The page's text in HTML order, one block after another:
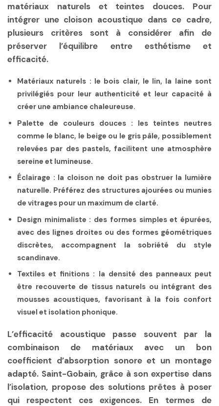
matériaux naturels et teintes douces. Pour
intégrer une cloison acoustique dans ce cadre,
plusieurs critères sont à considérer afin de
préserver l’équilibre entre esthétisme et
efficacité.
Matériaux naturels : le bois clair, le lin, la laine sont
privilégiés pour leur authenticité et leur capacité à
créer une ambiance chaleureuse.
Palette de couleurs douces : les teintes neutres
comme le blanc, le beige ou le gris pâle, possiblement
relevées par des pastels, facilitent une atmosphère
sereine et lumineuse.
Éclairage : la cloison ne doit pas obstruer la lumière
naturelle. Préférez des structures ajourées ou munies
de vitrages pour un maximum de clarté.
Design minimaliste : des formes simples et épurées,
avec des lignes droites ou des formes géométriques
discrètes, accompagnent la sobriété du style
scandinave.
Textiles et finitions : la densité des panneaux peut
être recouverte de tissus naturels ou intégrant des
mousses acoustiques, favorisant à la fois confort
visuel et isolation phonique.
L’efficacité acoustique passe souvent par la
combinaison de matériaux avec un bon
coefficient d’absorption sonore et un montage
adapté. Saint-Gobain, grâce à son expertise dans
l’isolation, propose des solutions prêtes à poser
qui respectent ces exigences. En termes de